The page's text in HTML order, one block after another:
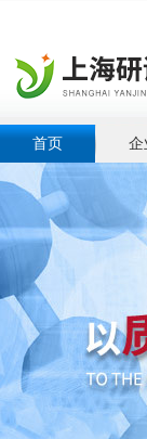
首页 企